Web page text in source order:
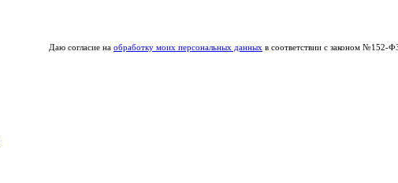
Даю согласие на обработку моих персональных данных в соответствии с законом №152-